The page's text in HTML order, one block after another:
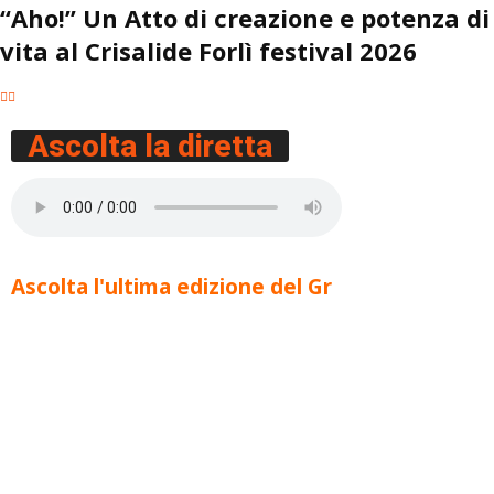
“Aho!” Un Atto di creazione e potenza di
vita al Crisalide Forlì festival 2026
Ascolta la diretta
Ascolta l'ultima edizione del Gr